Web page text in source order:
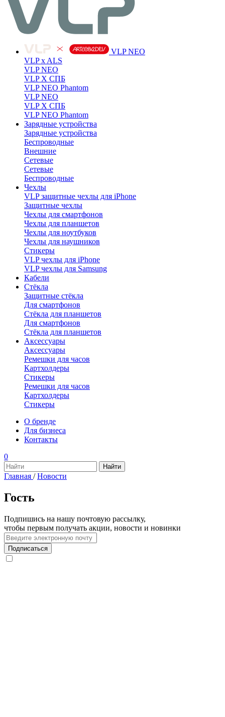
VLP NEO
VLP x ALS
VLP NEO
VLP X СПБ
VLP NEO Phantom
VLP NEO
VLP X СПБ
VLP NEO Phantom
Зарядные устройства
Зарядные устройства
Беспроводные
Внешние
Сетевые
Сетевые
Беспроводные
Чехлы
VLP защитные чехлы для iPhone
Защитные чехлы
Чехлы для смартфонов
Чехлы для планшетов
Чехлы для ноутбуков
Чехлы для наушников
Стикеры
VLP чехлы для iPhone
VLP чехлы для Samsung
Кабели
Стёкла
Защитные стёкла
Для смартфонов
Стёкла для планшетов
Для смартфонов
Стёкла для планшетов
Аксессуары
Аксессуары
Ремешки для часов
Картхолдеры
Стикеры
Ремешки для часов
Картхолдеры
Стикеры
О бренде
Для бизнеса
Контакты
0
Главная / Новости
Гость
Подпишись на нашу почтовую рассылку,
чтобы первым получать акции, новости и новинки
Подписаться